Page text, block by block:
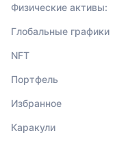
Физические активы:
Глобальные графики
NFT
Портфель
Избранное
Каракули